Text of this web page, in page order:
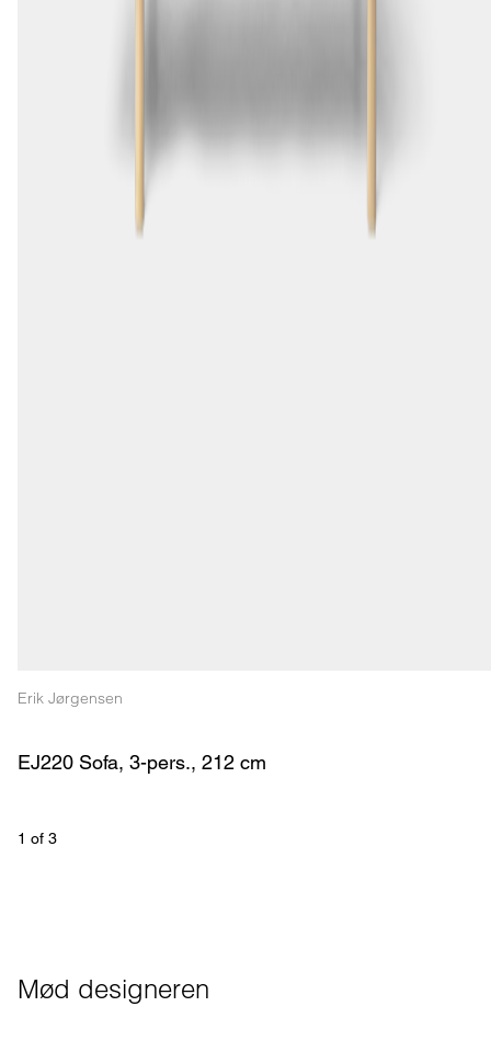
Erik Jørgensen
EJ220 Sofa, 3-pers., 212 cm
1 of 3
Mød designeren